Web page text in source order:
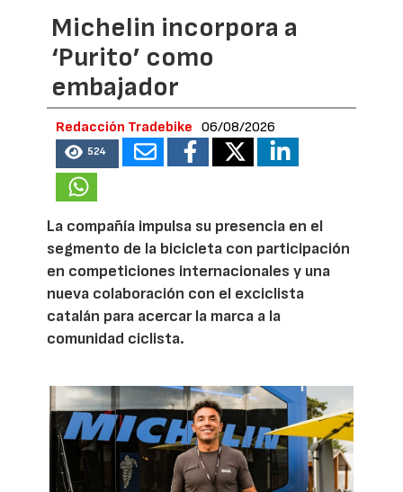
Michelin incorpora a
‘Purito’ como
embajador
Redacción Tradebike 06/08/2026
524
La compañía impulsa su presencia en el
segmento de la bicicleta con participación
en competiciones internacionales y una
nueva colaboración con el exciclista
catalán para acercar la marca a la
comunidad ciclista.